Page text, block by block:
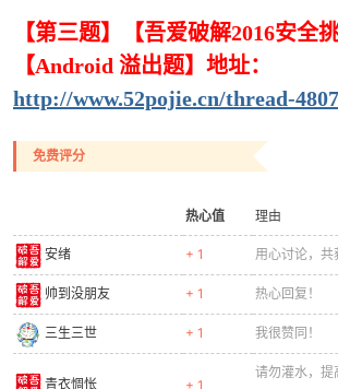
【第三题】【吾爱破解2016安全
【Android 溢出题】地址：
http://www.52pojie.cn/thread-
免费评分
热心值 理由
安绪 + 1 用心讨论，共
帅到没朋友 + 1 热心回复！
三生三世 + 1 我很赞同！
青衣惆怅 + 1
请勿灌水，提